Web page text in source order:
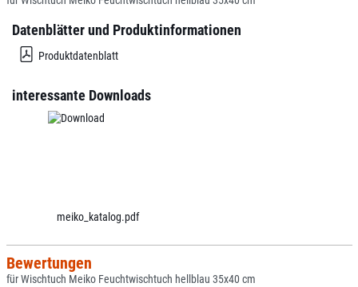
Datenblätter und Produktinformationen
Produktdatenblatt
interessante Downloads
meiko_katalog.pdf
Bewertungen
für Wischtuch Meiko Feuchtwischtuch hellblau 35x40 cm